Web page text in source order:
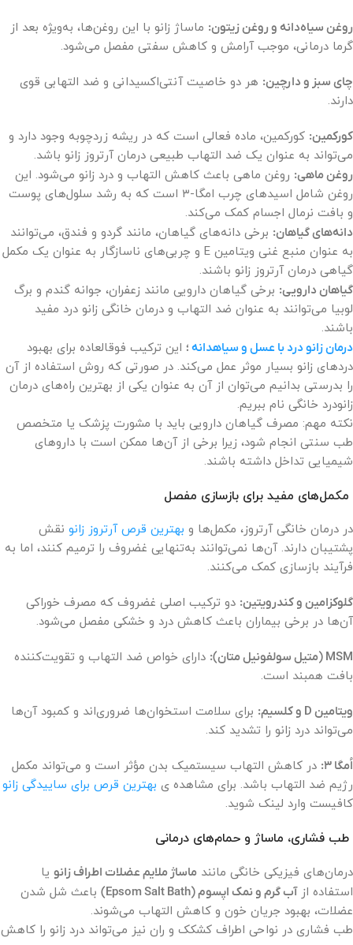
روغن سیاه‌دانه و روغن زیتون: ماساژ زانو با این روغن‌ها، به‌ویژه بعد از
گرما درمانی، موجب آرامش و کاهش سفتی مفصل می‌شود.
چای سبز و دارچین: هر دو خاصیت آنتی‌اکسیدانی و ضد التهابی قوی
دارند.
کورکمین: کورکمین، ماده فعالی است که در ریشه زردچوبه وجود دارد و
می‌تواند به عنوان یک ضد التهاب طبیعی درمان آرتروز زانو باشد.
روغن ماهی: روغن ماهی باعث کاهش التهاب و درد زانو می‌شود. این
روغن شامل اسیدهای چرب امگا-۳ است که به رشد سلول‌های پوست
و بافت نرمال اجسام کمک می‌کند.
دانه‌های گیاهان: برخی دانه‌های گیاهان، مانند گردو و فندق، می‌توانند
به عنوان منبع غنی ویتامین E و چربی‌های ناسازگار به عنوان یک مکمل
گیاهی درمان آرتروز زانو باشند.
گیاهان دارویی: برخی گیاهان دارویی مانند زعفران، جوانه گندم و برگ
لوبیا می‌توانند به عنوان ضد التهاب و درمان خانگی زانو درد مفید
باشند.
درمان زانو درد با عسل و سیاهدانه ؛ این ترکیب فوقالعاده برای بهبود
دردهای زانو بسیار موثر عمل می‌کند. در صورتی که روش استفاده از آن
را بدرستی بدانیم می‌توان از آن به عنوان یکی از بهترین راه‌های درمان
زانودرد خانگی نام ببریم.
نکته مهم: مصرف گیاهان دارویی باید با مشورت پزشک یا متخصص
طب سنتی انجام شود، زیرا برخی از آن‌ها ممکن است با داروهای
شیمیایی تداخل داشته باشند.
مکمل‌های مفید برای بازسازی مفصل
در درمان خانگی آرتروز، مکمل‌ها و بهترین قرص آرتروز زانو نقش
پشتیبان دارند. آن‌ها نمی‌توانند به‌تنهایی غضروف را ترمیم کنند، اما به
فرآیند بازسازی کمک می‌کنند.
گلوکزامین و کندرویتین: دو ترکیب اصلی غضروف که مصرف خوراکی
آن‌ها در برخی بیماران باعث کاهش درد و خشکی مفصل می‌شود.
MSM (متیل سولفونیل متان):
دارای خواص ضد التهاب و تقویت‌کننده
بافت همبند است.
ویتامین D و کلسیم:
برای سلامت استخوان‌ها ضروری‌اند و کمبود آن‌ها
می‌تواند درد زانو را تشدید کند.
اُمگا ۳:
در کاهش التهاب سیستمیک بدن مؤثر است و می‌تواند مکمل
رژیم ضد التهاب باشد. برای مشاهده ی بهترین قرص برای ساییدگی زانو
کافیست وارد لینک شوید.
طب فشاری، ماساژ و حمام‌های درمانی
درمان‌های فیزیکی خانگی مانند ماساژ ملایم عضلات اطراف زانو یا
استفاده ازآب گرم و نمک اپسوم (Epsom Salt Bath)
باعث شل شدن
عضلات، بهبود جریان خون و کاهش التهاب می‌شوند.
طب فشاری در نواحی اطراف کشکک و ران نیز می‌تواند درد زانو را کاهش